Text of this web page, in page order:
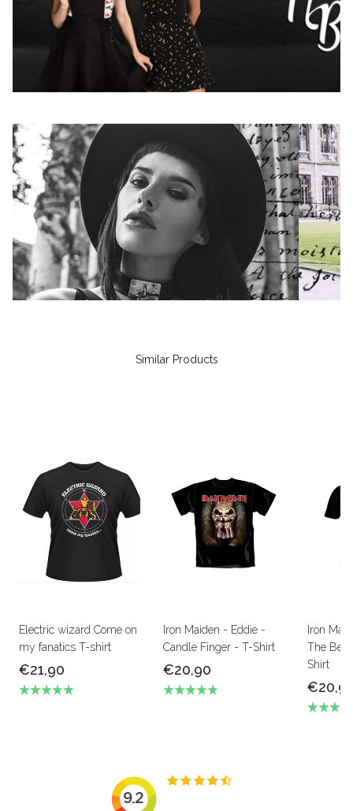
Similar Products
Electric wizard Come on
my fanatics T-shirt
€21,90
Iron Maiden - Eddie -
Candle Finger - T-Shirt
€20,90
Iron
The
Shirt